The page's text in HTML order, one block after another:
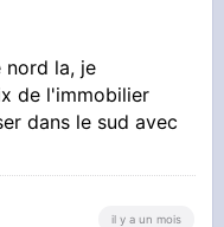
nord la, je
de l'immobilier
dans le sud avec
il y a un mois